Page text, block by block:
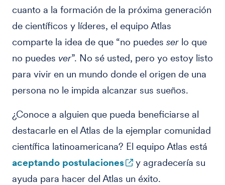
cuanto a la formación de la próxima generación
de científicos y líderes, el equipo Atlas
comparte la idea de que “no puedes ser lo que
no puedes ver”. No sé usted, pero yo estoy listo
para vivir en un mundo donde el origen de una
persona no le impida alcanzar sus sueños.
¿Conoce a alguien que pueda beneficiarse al
destacarle en el Atlas de la ejemplar comunidad
científica latinoamericana? El equipo Atlas está
aceptando postulaciones
y agradecería su
ayuda para hacer del Atlas un éxito.